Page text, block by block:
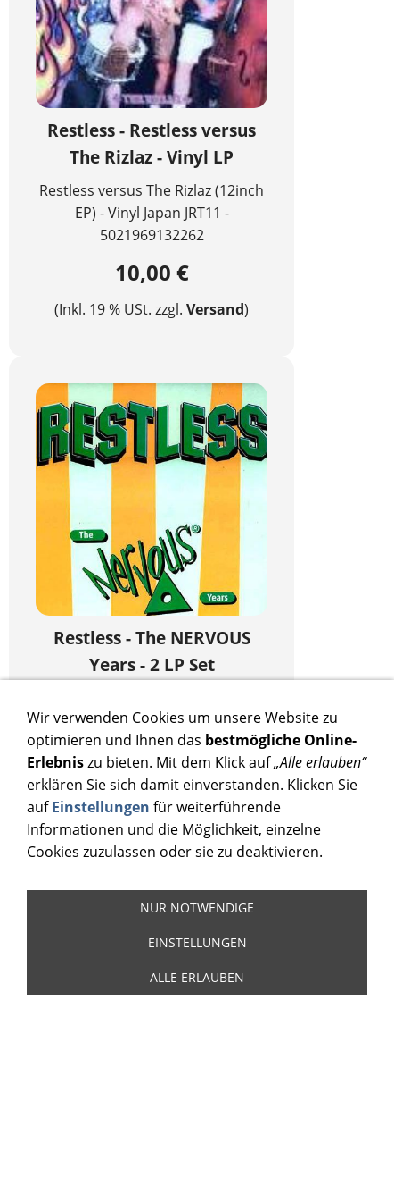
Restless - Restless versus
The Rizlaz - Vinyl LP
Restless versus The Rizlaz (12inch
EP) - Vinyl Japan JRT11 -
5021969132262
10,00 €
(Inkl. 19 % USt. zzgl. Versand)
Restless - The NERVOUS
Years - 2 LP Set
Eine 12inch LP + 12inch Picture-EP
- Be Be´s 011
24,00 €
(Inkl. 19 % USt. zzgl.Versand )
Wir verwenden Cookies um unsere Website zu
optimieren und Ihnen das bestmögliche Online-
Erlebniszu bieten. Mit dem Klick auf„Alle erlauben“
erklären Sie sich damit einverstanden. Klicken Sie
aufEinstellungen für weiterführende
Informationen und die Möglichkeit, einzelne
Cookies zuzulassen oder sie zu deaktivieren.
NUR NOTWENDIGE
EINSTELLUNGEN
ALLE ERLAUBEN